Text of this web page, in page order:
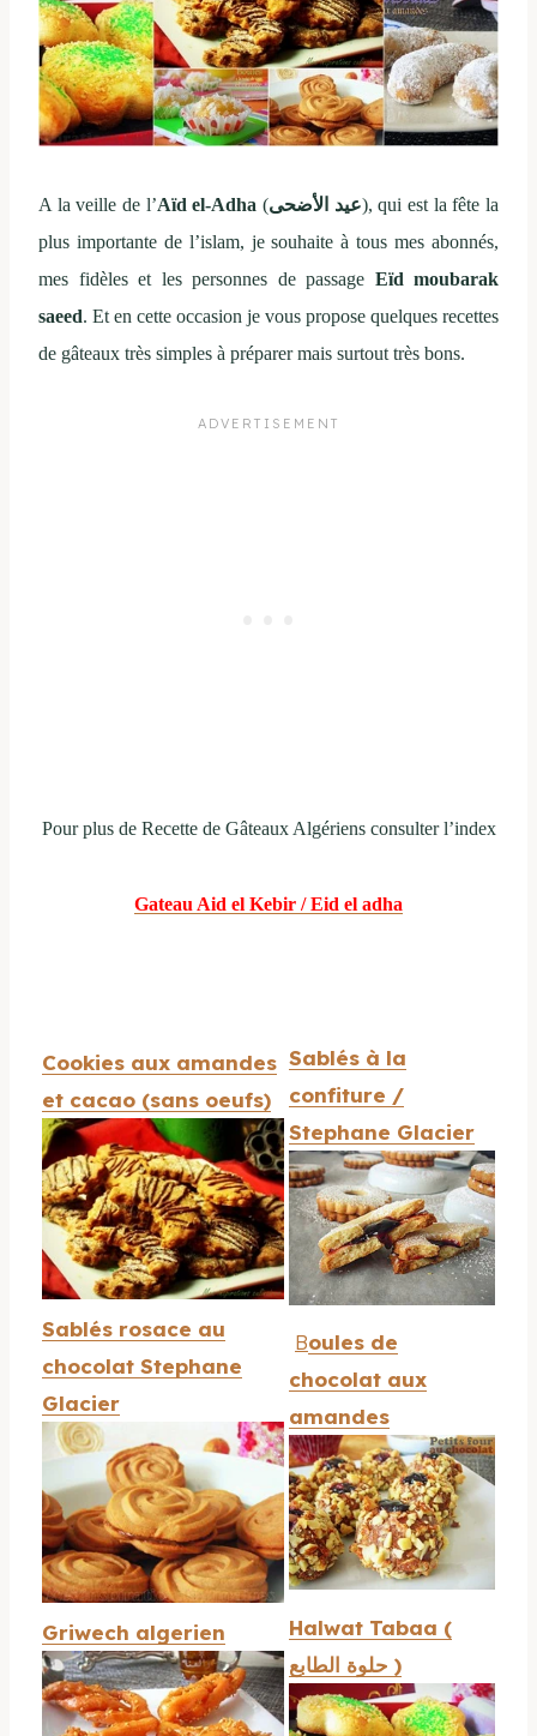
A la veille de l’Aïd el-Adha (عيد الأضحى)
, qui est la fête la
plus importante de l’islam, je souhaite à tous mes abonnés,
mes fidèles et les personnes de passage Eïd moubarak
saeed. Et en cette occasion je vous propose quelques recettes
de gâteaux très simples à préparer mais surtout très bons.
Pour plus de Recette de Gâteaux Algériens consulter l’index
Gateau Aid el Kebir / Eid el adha
Cookies aux amandes
et cacao (sans oeufs)
Sablés à la
confiture /
Stephane Glacier
Sablés rosace au
chocolat Stephane
Glacier
Boules de
chocolat aux
amandes
Griwech algerien
Halwat Tabaa (
حلوة الطابع )